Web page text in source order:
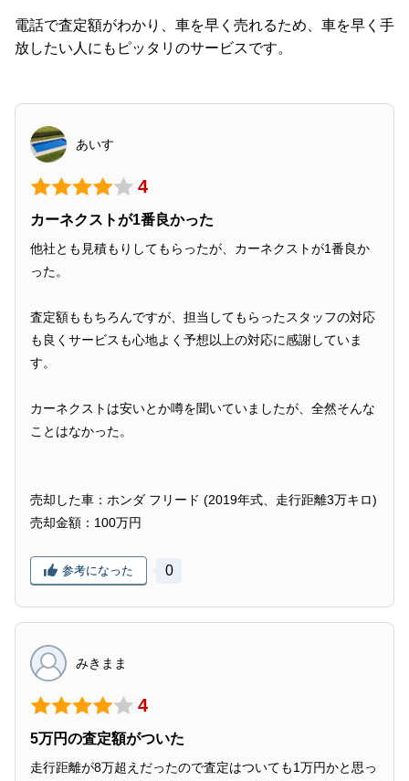
電話で査定額がわかり、車を早く売れるため、車を早く手
放したい人にもピッタリのサービスです。
あいす
4
カーネクストが1番良かった
他社とも見積もりしてもらったが、カーネクストが1番良か
った。
査定額ももちろんですが、担当してもらったスタッフの対応
も良くサービスも心地よく予想以上の対応に感謝していま
す。
カーネクストは安いとか噂を聞いていましたが、全然そんな
ことはなかった。
売却した車：ホンダ フリード (2019年式、走行距離3万キロ)
売却金額：100万円
参考になった 0
みきまま
4
5万円の査定額がついた
走行距離が8万超えだったので査定はついても1万円かと思っ